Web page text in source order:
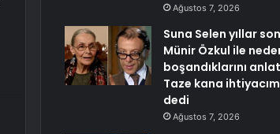
Ağustos 7, 2026
Suna Selen yıllar
Münir Özkul ile
boşandıklarını
Taze kana
dedi
Ağustos 7, 2026